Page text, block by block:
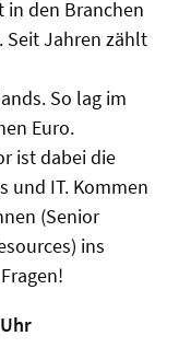
in den Branchen
Seit Jahren zählt
So lag im
Euro.
ist dabei die
und IT. Kommen
(Senior
ins